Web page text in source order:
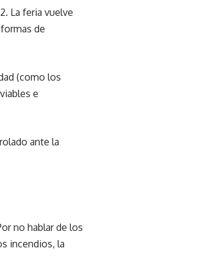
La feria vuelve
de
(como los
e
ante la
no hablar de los
incendios, la